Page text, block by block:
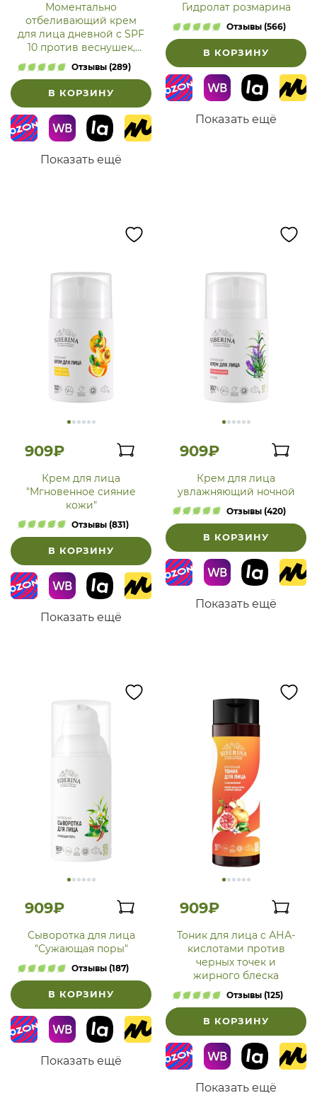
Моментально
отбеливающий крем
для лица дневной с SPF
10 против веснушек,
пигментных пятен и
постакне
Отзывы (289)
В КОРЗИНУ
Показать ещё
Гидролат розмарина
Отзывы (566)
В КОРЗИНУ
Показать ещё
909₽
Крем для лица
"Мгновенное сияние
кожи"
Отзывы (831)
В КОРЗИНУ
Показать ещё
909₽
Крем для лица
увлажняющий ночной
Отзывы (420)
В КОРЗИНУ
Показать ещё
909₽
Сыворотка для лица
"Сужающая поры"
Отзывы (187)
В КОРЗИНУ
Показать ещё
909₽
Тоник для лица с АНА-
кислотами против
черных точек и
жирного блеска
Отзывы (125)
В КОРЗИНУ
Показать ещё